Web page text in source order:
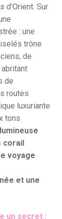
d’Orient. Sur
: une
trône
de
de
routes
luxuriante
tons
corail
voyage
et une
un secret :